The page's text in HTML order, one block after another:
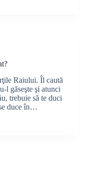
Raiului. Îl caută
l găseşte şi atunci
trebuie să te duci
duce în…